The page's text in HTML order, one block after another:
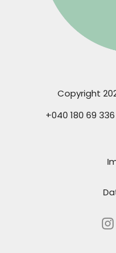
Copyright
+040 180 69 336